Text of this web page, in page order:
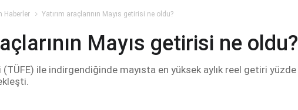
Haberler Yatırım araçlarının Mayıs getirisi ne oldu?
Mayıs getirisi ne oldu?
ile indirgendiğinde mayısta en yüksek aylık reel getiri yüzde